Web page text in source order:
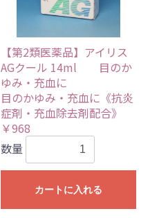
【第2類医薬品】アイリス
AGクール 14ml 目のか
ゆみ・充血に
目のかゆみ・充血に《抗炎
症剤・充血除去剤配合》
￥968
数量
カートに入れる